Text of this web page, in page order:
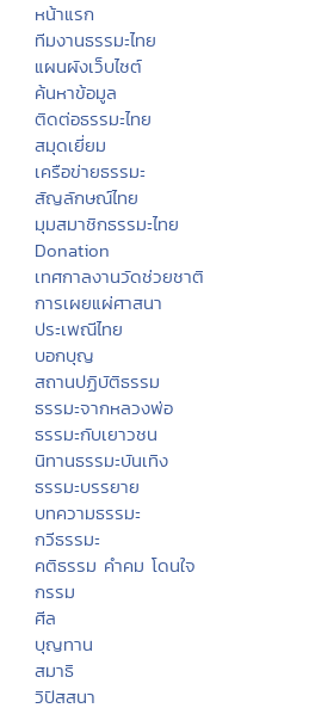
หน้าแรก
ทีมงานธรรมะไทย
แผนผังเว็บไซต์
ค้นหาข้อมูล
ติดต่อธรรมะไทย
สมุดเยี่ยม
เครือข่ายธรรมะ
สัญลักษณ์ไทย
มุมสมาชิกธรรมะไทย
Donation
เทศกาลงานวัดช่วยชาติ
การเผยแผ่ศาสนา
ประเพณีไทย
บอกบุญ
สถานปฏิบัติธรรม
ธรรมะจากหลวงพ่อ
ธรรมะกับเยาวชน
นิทานธรรมะบันเทิง
ธรรมะบรรยาย
บทความธรรมะ
กวีธรรมะ
คติธรรม คำคม โดนใจ
กรรม
ศีล
บุญทาน
สมาธิ
วิปัสสนา